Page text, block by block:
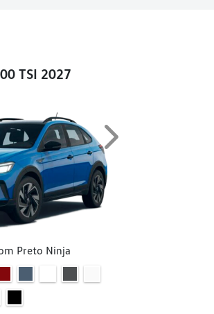
TSI 2027
Preto Ninja
Next